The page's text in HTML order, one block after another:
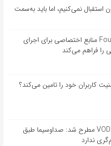
استقبال نمی‌کنیم، اما باید به‌سمت
OpenAI با پلتفرم Foundry منابع اختصاصی برای اجرای
فراهم می‌کند
کاربران خود را تامین می‌کند؟
در پنل موبایل و صنعت VOD مطرح شد: صداوسیما طبق
ندارد